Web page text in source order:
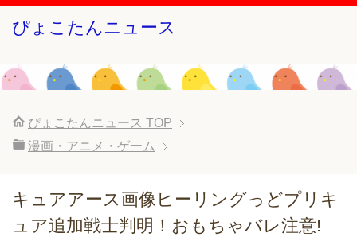
ぴょこたんニュース
ぴょこたんニュース TOP
漫画・アニメ・ゲーム
キュアアース画像ヒーリングっどプリキ
ュア追加戦士判明！おもちゃバレ注意!